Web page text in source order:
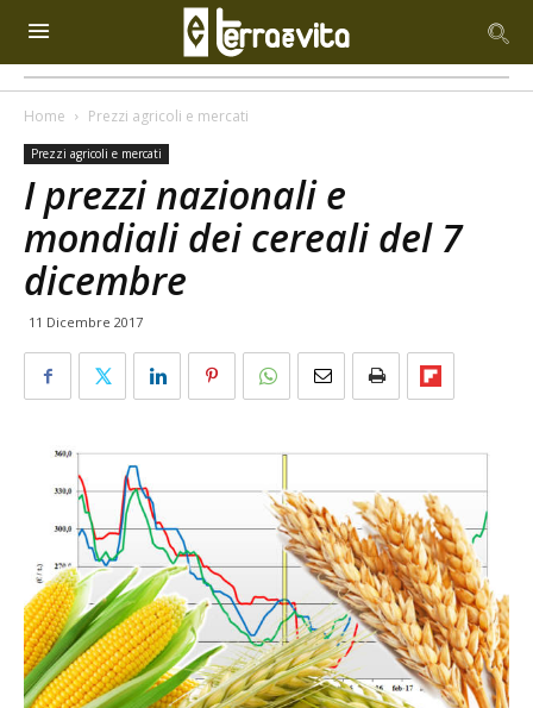
Home Prezzi agricoli e mercati
Prezzi agricoli e mercati
I prezzi nazionali e
mondiali dei cereali del 7
dicembre
11 Dicembre 2017